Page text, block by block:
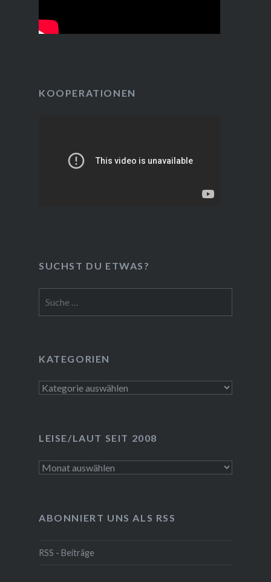
KOOPERATIONEN
SUCHST DU ETWAS?
nach:
KATEGORIEN
Kategorien
LEISE/LAUT SEIT 2008
LEISE/laut
ABONNIERT UNS ALS RSS
RSS - Beiträge